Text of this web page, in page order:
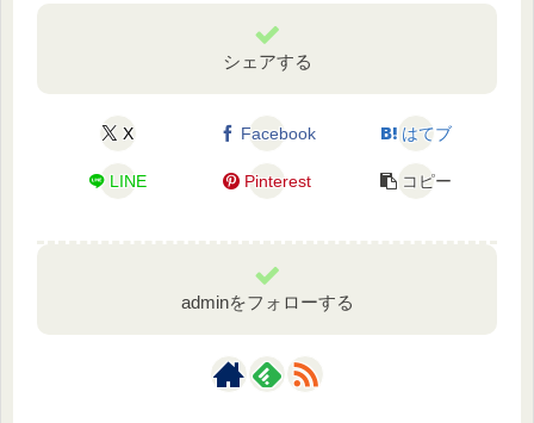
シェアする
X Facebook はてブ
LINE Pinterest コピー
adminをフォローする